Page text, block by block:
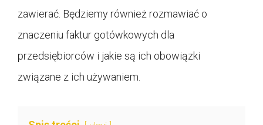
zawierać. Będziemy również rozmawiać o
znaczeniu faktur gotówkowych dla
przedsiębiorców i jakie są ich obowiązki
związane z ich używaniem.